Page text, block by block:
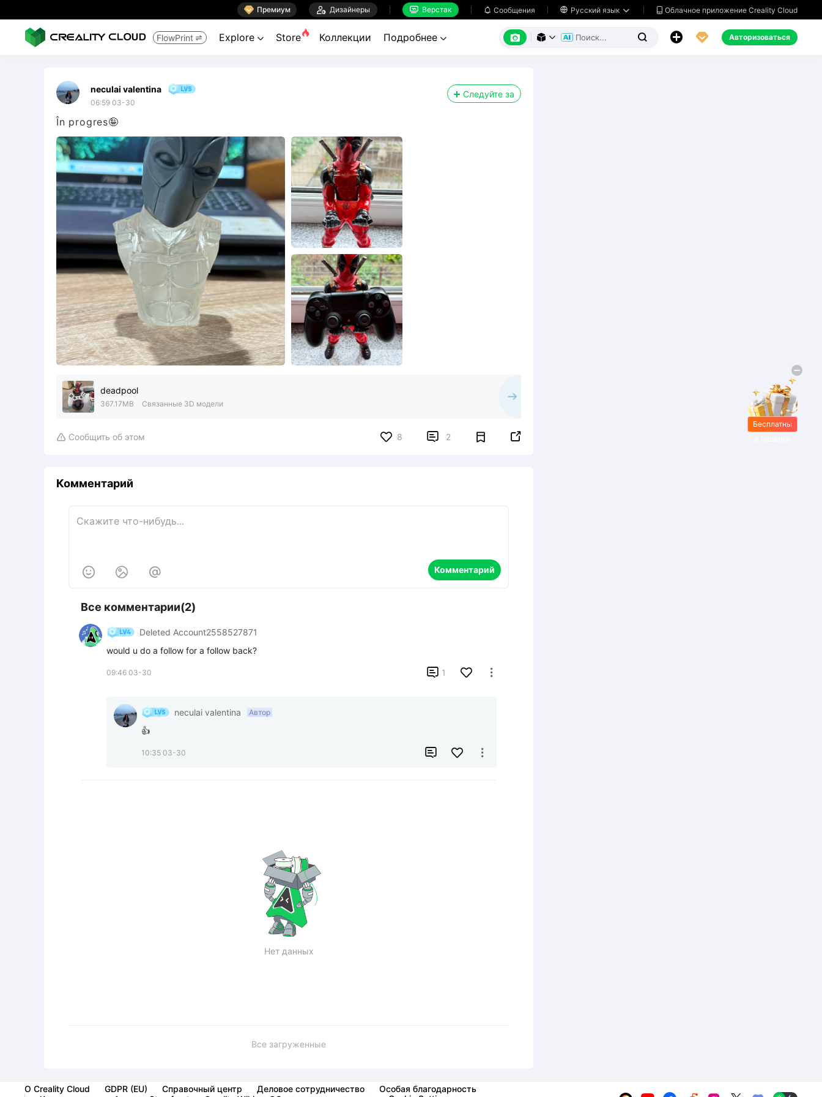
 Премиум  Дизайнеры  Верстак  Сообщения  Русский язык   Облачное приложение Creality Cloud
FlowPrint  Explore  Store Коллекции Подробнее        Авторизоваться
neculai valentina
06:59 03-30
Следуйте за
În progres🤪
deadpool
367.17MB Связанные 3D модели
 Сообщить об этом 8  2 
Комментарий
   Комментарий
Все комментарии(2)
Deleted Account2558527871
would u do a follow for a follow back?
09:46 03-30  1 
neculai valentina Автор
👍
10:35 03-30  
Нет данных
Все загруженные
О Creality Cloud GDPR (EU) Справочный центр Деловое сотрудничество
Особая благодарность
Бесплатны